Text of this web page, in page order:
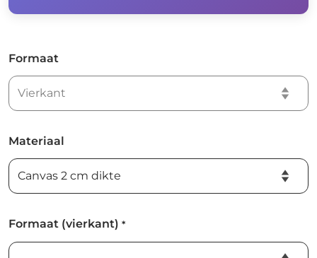
Formaat
Materiaal
Formaat (vierkant) *